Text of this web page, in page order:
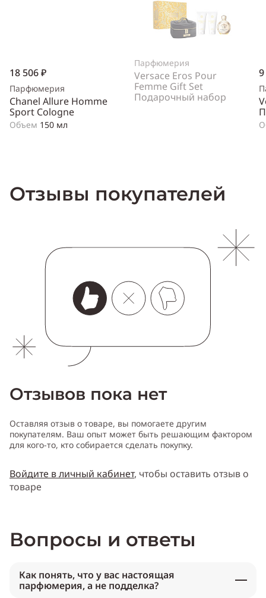
18 506 ₽
Парфюмерия
Chanel Allure Homme
Sport Cologne
Объем 150 мл
Парфюмерия
Versace Eros Pour
Femme Gift Set
Подарочный набор
Отзывы покупателей
Отзывов пока нет
Оставляя отзыв о товаре, вы помогаете другим
покупателям. Ваш опыт может быть решающим фактором
для кого-то, кто собирается сделать покупку.
Войдите в личный кабинет, чтобы оставить отзыв о
товаре
Вопросы и ответы
Как понять, что у вас настоящая
парфюмерия, а не подделка?